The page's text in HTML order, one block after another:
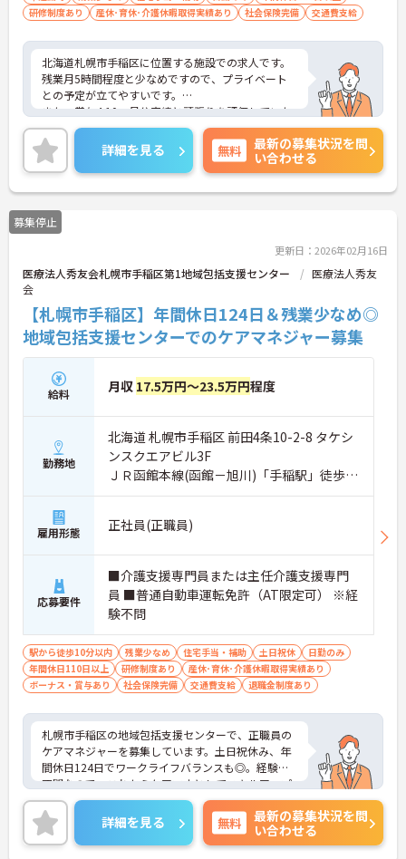
研修制度あり
産休･育休･介護休暇取得実績あり 社会保険完備 交通費支給
北海道札幌市手稲区に位置する施設での求人です。
残業月5時間程度と少なめですので、プライベート
との予定が立てやすいです。
また、賞与4.10ヶ月分実績と頑張りを評価していた
だけます！
ご興味のある方は、お気軽にお問い合わせくださ
い。
詳細を見る 無料
最新の募集状況を問
い合わせる
募集停止
更新日：2026年02月16日
医療法人秀友会札幌市手稲区第1地域包括支援センター
医療法人秀友
会
【札幌市手稲区】年間休日124日＆残業少なめ◎
地域包括支援センターでのケアマネジャー募集
給料 月収 17.5万円～23.5万円程度
勤務地
北海道 札幌市手稲区 前田4条10-2-8 タケシ
ンスクエアビル3F
ＪＲ函館本線(函館－旭川)「手稲駅」徒歩10
分
雇用形態 正社員(正職員)
応募要件
■介護支援専門員または主任介護支援専門
員 ■普通自動車運転免許（AT限定可） ※経
験不問
駅から徒歩10分以内 残業少なめ 住宅手当・補助 土日祝休
日勤のみ
年間休日110日以上
研修制度あり
産休･育休･介護休暇取得実績あり
ボーナス・賞与あり
社会保険完備 交通費支給 退職金制度あり
札幌市手稲区の地域包括支援センターで、正職員の
ケアマネジャーを募集しています。土日祝休み、年
間休日124日でワークライフバランスも◎。経験は
不問なので、これからケアマネとしてスキルアップ
を目指したい方にもおすすめです。育児・介護休暇
の取得実績もあり、ライフステージの変化にも柔軟
に対応できる職場です。ご興味のある方は、ぜひお
気軽にお問い合わせください。
詳細を見る 無料
最新の募集状況を問
い合わせる